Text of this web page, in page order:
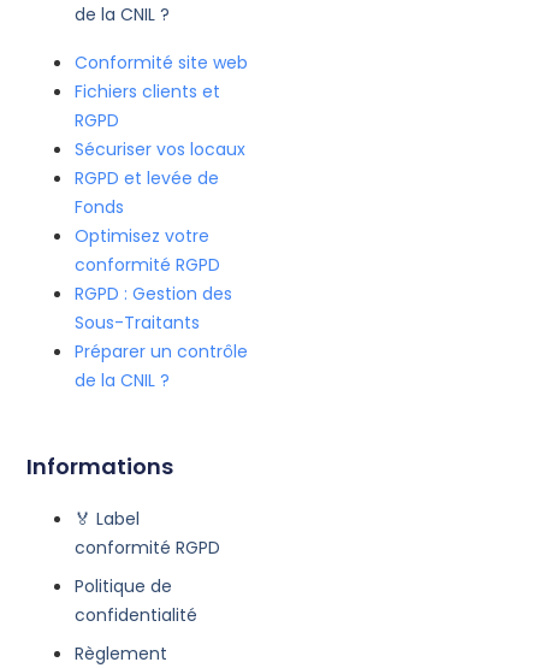
de la CNIL ?
Conformité site web
Fichiers clients et
RGPD
Sécuriser vos locaux
RGPD et levée de
Fonds
Optimisez votre
conformité RGPD
RGPD : Gestion des
Sous-Traitants
Préparer un contrôle
de la CNIL ?
Informations
🏅 Label
conformité RGPD
Politique de
confidentialité
Règlement